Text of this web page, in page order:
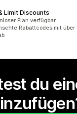
Limit Discounts
Plan verfügbar
Rabattcodes mit
du